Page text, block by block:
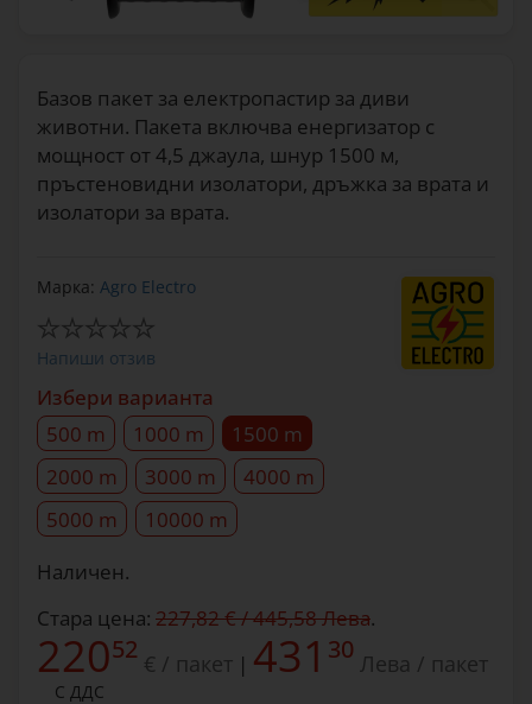
Базов пакет за електропастир за диви
животни. Пакета включва енергизатор с
мощност от 4,5 джаула, шнур 1500 м,
пръстеновидни изолатори, дръжка за врата и
изолатори за врата.
Марка: Agro Electro
Напиши отзив
Избери варианта
500 m
1000 m
1500 m
2000 m
3000 m
4000 m
5000 m
10000 m
Наличен.
Стара цена: 227,82 € / 445,58 Лева.
22052 € / пакет | 431 30 Лева / пакет
С ДДС